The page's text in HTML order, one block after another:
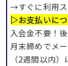
→すぐに利用ス
▷お支払いに
入会金不要！
月末締めでメ
（2週間以内